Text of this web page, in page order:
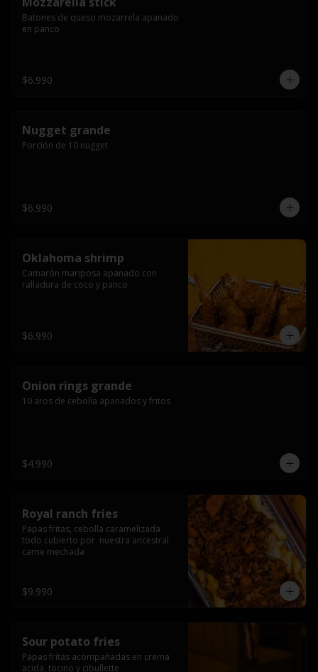
Batones de queso mozarrela apanado
en panco
$6.990
Nugget grande
Porción de 10 nugget
$6.990
Oklahoma shrimp
Camarón mariposa apanado con
ralladura de coco y panco
$6.990
Onion rings grande
10 aros de cebolla apanados y fritos
$4.990
Royal ranch fries
Papas fritas, cebolla caramelizada
todo cubierto por  nuestra ancestral
carne mechada
$9.990
Sour potato fries
Papas fritas acompañadas en crema
acida, tocino y cibullette